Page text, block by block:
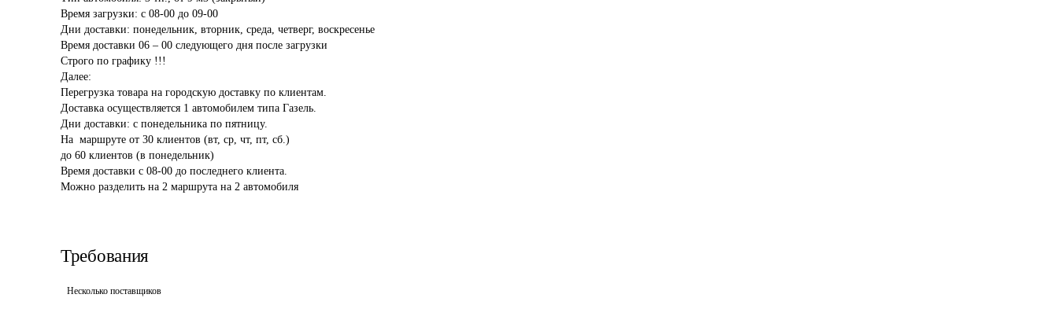
Время загрузки: с 08-00 до 09-00
Дни доставки: понедельник, вторник, среда, четверг, воскресенье
Время доставки 06 – 00 следующего дня после загрузки
Строго по графику !!!
Далее:
Перегрузка товара на городскую доставку по клиентам.
Доставка осуществляется 1 автомобилем типа Газель.
Дни доставки: с понедельника по пятницу.
На  маршруте от 30 клиентов (вт, ср, чт, пт, сб.)
до 60 клиентов (в понедельник)
Время доставки с 08-00 до последнего клиента.
Требования
Несколько поставщиков